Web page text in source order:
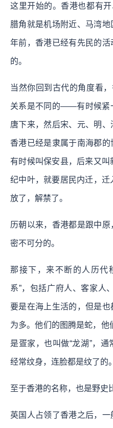
这里开始的。香港也都有
腊角就是机场附近、马湾
年前，香港已经有先民的
的。
当然你回到古代的角度看
关系是不同的——有时候紧
唐下来，然后宋、元、明、
香港已经是隶属于南海郡的
有时候叫保安县，后来又
纪中叶，就要居民内迁，
放了，解禁了。
历朝以来，香港都是跟中
密不可分的。
那接下，来不断的人历代
系”，包括广府人、客家人
要是在海上生活的，但是
为多。他们的图腾是蛇，他
是疍家，也叫做“龙湖”，
经常纹身，连脸都是纹了的。
至于香港的名称，也是野史
英国人占领了香港之后，